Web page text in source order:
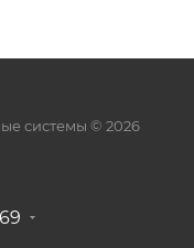
системы © 2026